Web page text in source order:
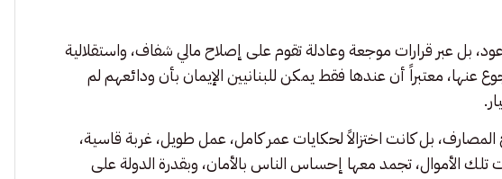
بل عبر قرارات موجعة وعادلة تقوم على إصلاح مالي شفاف، واستقلالية
عنها، معتبراً أن عندها فقط يمكن للبنانيين الإيمان بأن ودائعهم لم
بل كانت اختزالاً لحكايات عمر كامل، عمل طويل، غربة قاسية،
الأموال، تجمد معها إحساس الناس بالأمان، وبقدرة الدولة على